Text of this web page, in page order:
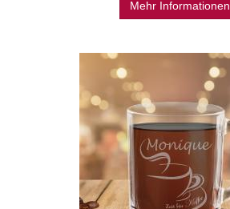
Mehr Informationen